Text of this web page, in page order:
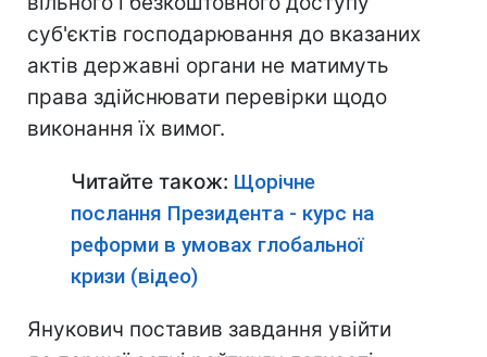
суб'єктів господарювання до вказаних
актів державні органи не матимуть
права здійснювати перевірки щодо
виконання їх вимог.
Читайте також: Щорічне
послання Президента - курс на
реформи в умовах глобальної
кризи (відео)
Янукович поставив завдання увійти